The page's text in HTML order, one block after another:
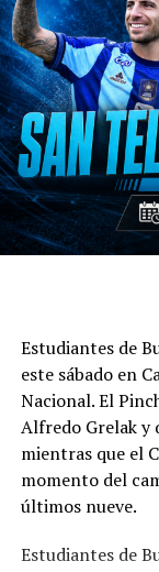
Estudiantes de
este sábado en
Nacional. El
Alfredo Grelak y
mientras que el
momento del
últimos nueve.
Estudiantes de